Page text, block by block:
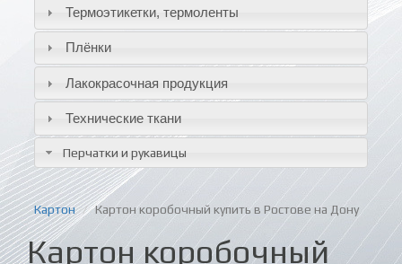
Термоэтикетки, термоленты
Плёнки
Лакокрасочная продукция
Технические ткани
Перчатки и рукавицы
Картон Картон коробочный купить в Ростове на Дону
Картон коробочный